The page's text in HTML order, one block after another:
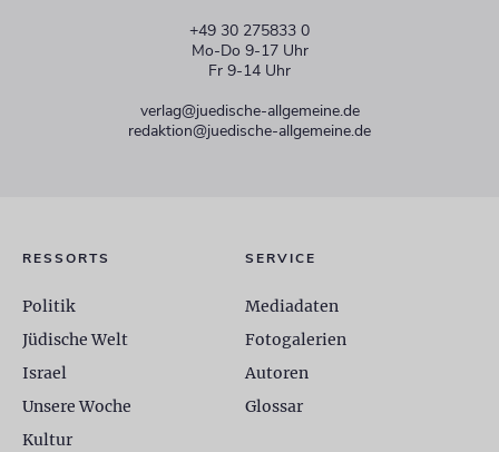
+49 30 275833 0
Mo-Do 9-17 Uhr
Fr 9-14 Uhr
verlag@juedische-allgemeine.de
redaktion@juedische-allgemeine.de
RESSORTS
Politik
Jüdische Welt
Israel
Unsere Woche
Kultur
SERVICE
Mediadaten
Fotogalerien
Autoren
Glossar